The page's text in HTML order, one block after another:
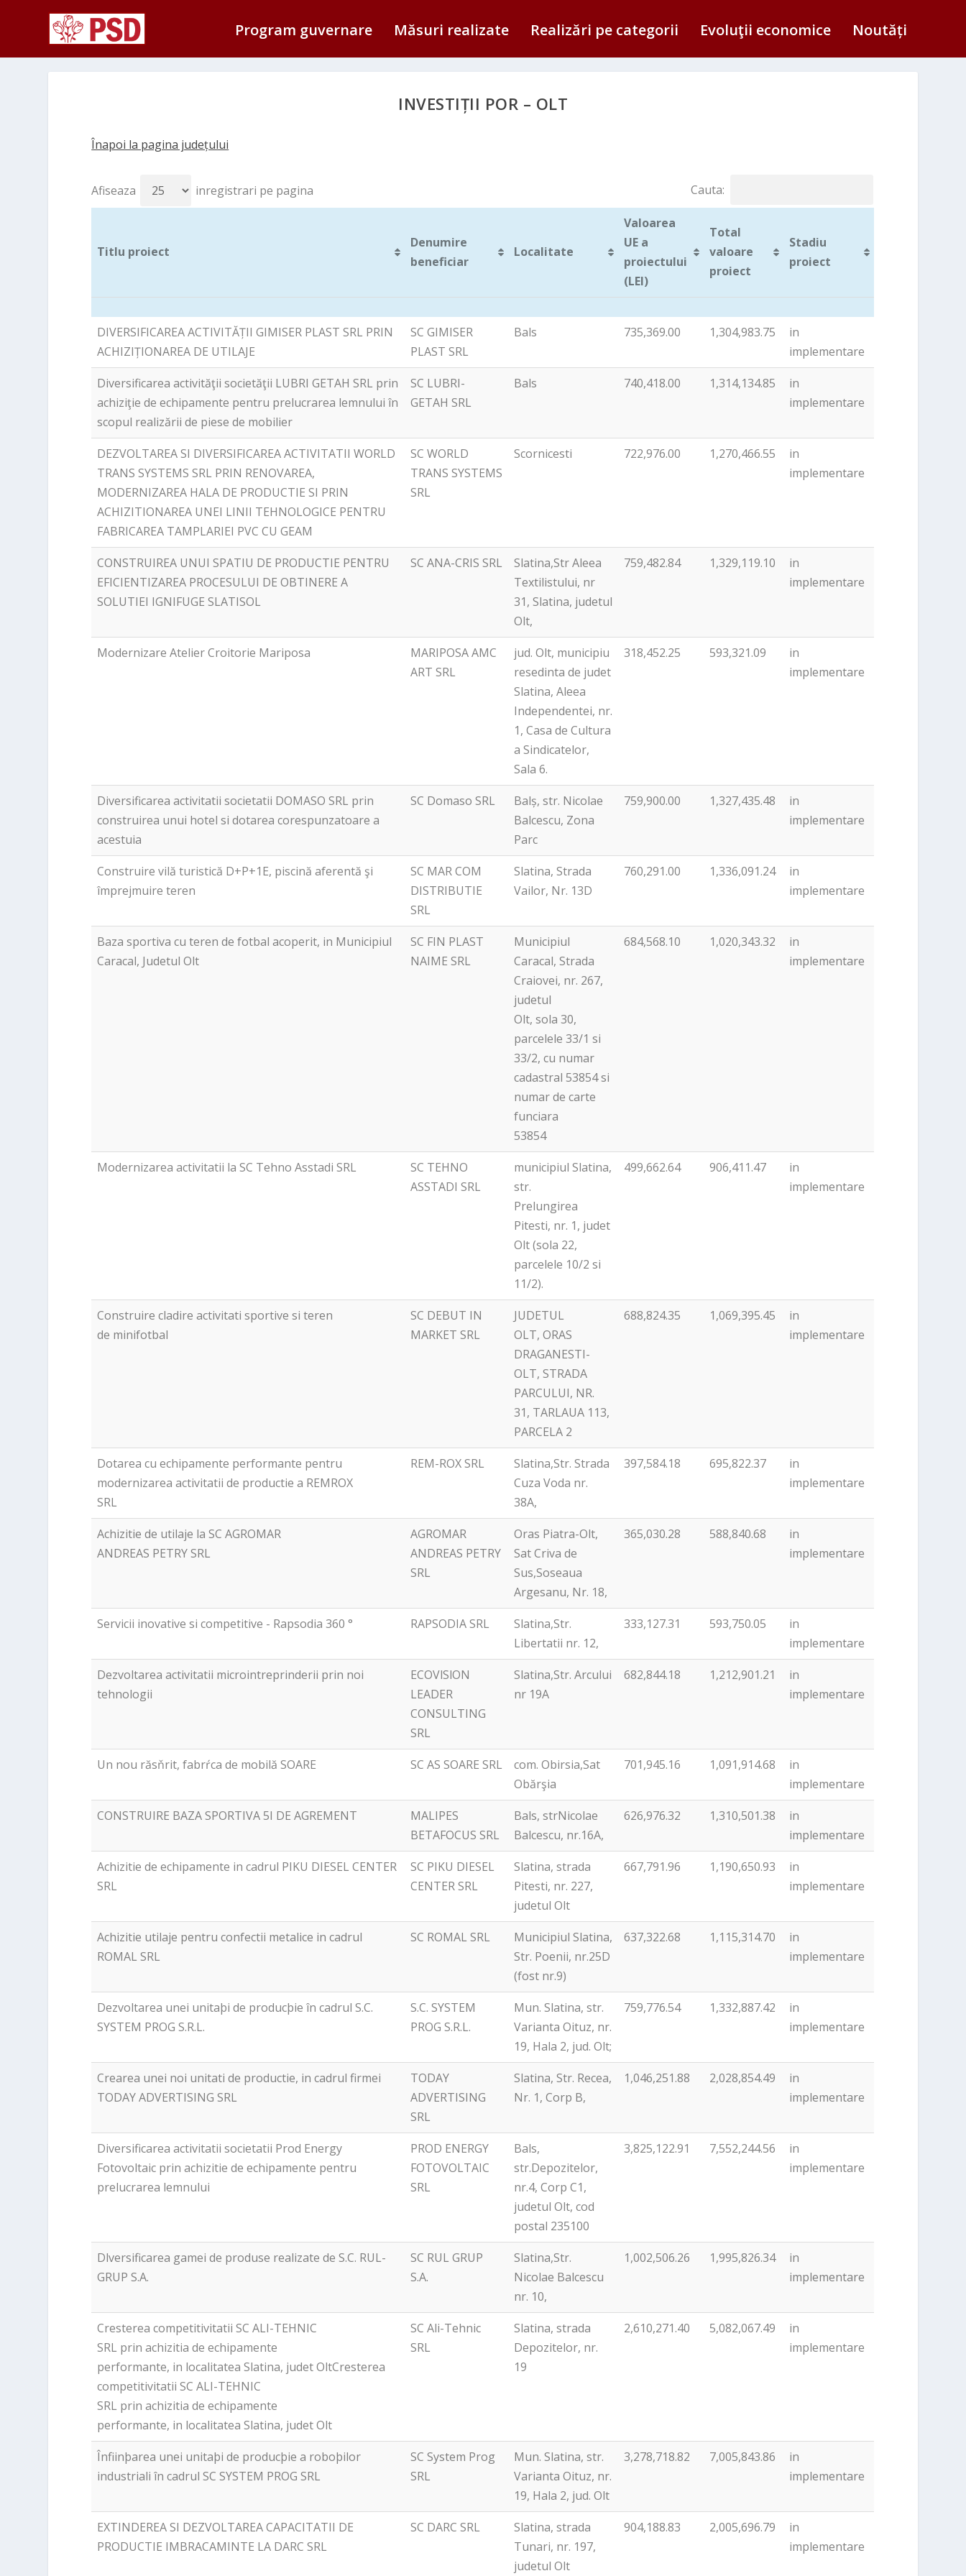
Program guvernare Măsuri realizate Realizări pe categorii Evoluţii economice Noutăți
INVESTIȚII POR – OLT
Înapoi la pagina județului
Afiseaza inregistrari pe pagina Cauta:
Titlu proiect
Denumire
beneficiar
Localitate
Valoarea
UE a
proiectului
(LEI)
Total
valoare
proiect
Stadiu
proiect
Titlu proiect
Denumire
beneficiar
Localitate
Valoarea
UE a
Total
valoare
Stadiu
proiect
DIVERSIFICAREA ACTIVITĂȚII GIMISER PLAST SRL PRIN
ACHIZIȚIONAREA DE UTILAJE
SC GIMISER
PLAST SRL
Bals 735,369.00 1,304,983.75
in
implementare
Diversificarea activităţii societăţii LUBRI GETAH SRL prin
achiziţie de echipamente pentru prelucrarea lemnului în
scopul realizării de piese de mobilier
SC LUBRI-
GETAH SRL
Bals 740,418.00 1,314,134.85
in
implementare
DEZVOLTAREA SI DIVERSIFICAREA ACTIVITATII WORLD
TRANS SYSTEMS SRL PRIN RENOVAREA,
MODERNIZAREA HALA DE PRODUCTIE SI PRIN
ACHIZITIONAREA UNEI LINII TEHNOLOGICE PENTRU
FABRICAREA TAMPLARIEI PVC CU GEAM
SC WORLD
TRANS SYSTEMS
SRL
Scornicesti 722,976.00 1,270,466.55
in
implementare
CONSTRUIREA UNUI SPATIU DE PRODUCTIE PENTRU
EFICIENTIZAREA PROCESULUI DE OBTINERE A
SOLUTIEI IGNIFUGE SLATISOL
SC ANA-CRIS SRL
Slatina,Str Aleea
Textilistului, nr
31, Slatina, judetul
Olt,
759,482.84 1,329,119.10
in
implementare
Modernizare Atelier Croitorie Mariposa
MARIPOSA AMC
ART SRL
jud. Olt, municipiu
resedinta de judet
Slatina, Aleea
Independentei, nr.
1, Casa de Cultura
a Sindicatelor,
Sala 6.
318,452.25 593,321.09
in
implementare
Diversificarea activitatii societatii DOMASO SRL prin
construirea unui hotel si dotarea corespunzatoare a
acestuia
SC Domaso SRL
Balș, str. Nicolae
Balcescu, Zona
Parc
759,900.00 1,327,435.48
in
implementare
Construire vilă turistică D+P+1E, piscină aferentă şi
împrejmuire teren
SC MAR COM
DISTRIBUTIE
SRL
Slatina, Strada
Vailor, Nr. 13D
760,291.00 1,336,091.24
in
implementare
Baza sportiva cu teren de fotbal acoperit, in Municipiul
Caracal, Judetul Olt
SC FIN PLAST
NAIME SRL
Municipiul
Caracal, Strada
Craiovei, nr. 267,
judetul
Olt, sola 30,
parcelele 33/1 si
33/2, cu numar
cadastral 53854 si
numar de carte
funciara
53854
684,568.10 1,020,343.32
in
implementare
Modernizarea activitatii la SC Tehno Asstadi SRL
SC TEHNO
ASSTADI SRL
municipiul Slatina,
str.
Prelungirea
Pitesti, nr. 1, judet
Olt (sola 22,
parcelele 10/2 si
11/2).
499,662.64 906,411.47
in
implementare
Construire cladire activitati sportive si teren
de minifotbal
SC DEBUT IN
MARKET SRL
JUDETUL
OLT, ORAS
DRAGANESTI-
OLT, STRADA
PARCULUI, NR.
31, TARLAUA 113,
PARCELA 2
688,824.35 1,069,395.45
in
implementare
Dotarea cu echipamente performante pentru
modernizarea activitatii de productie a REMROX
SRL
REM-ROX SRL
Slatina,Str. Strada
Cuza Voda nr.
38A,
397,584.18 695,822.37
in
implementare
Achizitie de utilaje la SC AGROMAR
ANDREAS PETRY SRL
AGROMAR
ANDREAS PETRY
SRL
Oras Piatra-Olt,
Sat Criva de
Sus,Soseaua
Argesanu, Nr. 18,
365,030.28 588,840.68
in
implementare
Servicii inovative si competitive - Rapsodia 360 ° RAPSODIA SRL
Slatina,Str.
Libertatii nr. 12,
333,127.31 593,750.05
in
implementare
Dezvoltarea activitatii microintreprinderii prin noi
tehnologii
ECOVlSlON
LEADER
CONSULTING
SRL
Slatina,Str. Arcului
nr 19A
682,844.18 1,212,901.21
in
implementare
Un nou răsňrit, fabrŕca de mobilă SOARE SC AS SOARE SRL
com. Obirsia,Sat
Obărşia
701,945.16 1,091,914.68
in
implementare
CONSTRUIRE BAZA SPORTIVA 5I DE AGREMENT
MALIPES
BETAFOCUS SRL
Bals, strNicolae
Balcescu, nr.16A,
626,976.32 1,310,501.38
in
implementare
Achizitie de echipamente in cadrul PIKU DIESEL CENTER
SRL
SC PIKU DIESEL
CENTER SRL
Slatina, strada
Pitesti, nr. 227,
judetul Olt
667,791.96 1,190,650.93
in
implementare
Achizitie utilaje pentru confectii metalice in cadrul
ROMAL SRL
SC ROMAL SRL
Municipiul Slatina,
Str. Poenii, nr.25D
(fost nr.9)
637,322.68 1,115,314.70
in
implementare
Dezvoltarea unei unitaþi de producþie în cadrul S.C.
SYSTEM PROG S.R.L.
S.C. SYSTEM
PROG S.R.L.
Mun. Slatina, str.
Varianta Oituz, nr.
19, Hala 2, jud. Olt;
759,776.54 1,332,887.42
in
implementare
Crearea unei noi unitati de productie, in cadrul firmei
TODAY ADVERTISING SRL
TODAY
ADVERTISING
SRL
Slatina, Str. Recea,
Nr. 1, Corp B,
1,046,251.88 2,028,854.49
in
implementare
Diversificarea activitatii societatii Prod Energy
Fotovoltaic prin achizitie de echipamente pentru
prelucrarea lemnului
PROD ENERGY
FOTOVOLTAIC
SRL
Bals,
str.Depozitelor,
nr.4, Corp C1,
judetul Olt, cod
postal 235100
3,825,122.91 7,552,244.56
in
implementare
Dlversificarea gamei de produse realizate de S.C. RUL-
GRUP S.A.
SC RUL GRUP
S.A.
Slatina,Str.
Nicolae Balcescu
nr. 10,
1,002,506.26 1,995,826.34
in
implementare
Cresterea competitivitatii SC ALI-TEHNIC
SRL prin achizitia de echipamente
performante, in localitatea Slatina, judet OltCresterea
competitivitatii SC ALI-TEHNIC
SRL prin achizitia de echipamente
performante, in localitatea Slatina, judet Olt
SC Ali-Tehnic
SRL
Slatina, strada
Depozitelor, nr.
19
2,610,271.40 5,082,067.49
in
implementare
Înfiinþarea unei unitaþi de producþie a roboþilor
industriali în cadrul SC SYSTEM PROG SRL
SC System Prog
SRL
Mun. Slatina, str.
Varianta Oituz, nr.
19, Hala 2, jud. Olt
3,278,718.82 7,005,843.86
in
implementare
EXTINDEREA SI DEZVOLTAREA CAPACITATII DE
PRODUCTIE IMBRACAMINTE LA DARC SRL
SC DARC SRL
Slatina, strada
Tunari, nr. 197,
judetul Olt
904,188.83 2,005,696.79
in
implementare